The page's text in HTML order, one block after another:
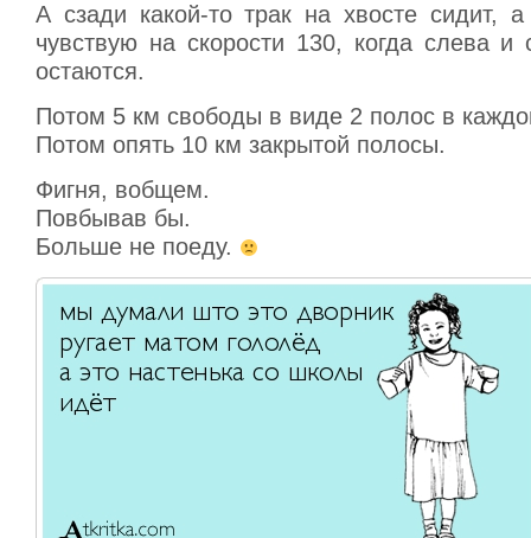
А сзади какой-то трак на хвосте сидит,
чувствую на скорости 130, когда слева
остаются.
Потом 5 км свободы в виде 2 полос в
Потом опять 10 км закрытой полосы.
Фигня, вобщем.
Повбывав бы.
Больше не поеду.